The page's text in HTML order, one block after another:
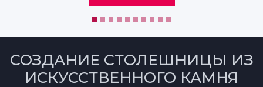
СОЗДАНИЕ СТОЛЕШНИЦЫ ИЗ
ИСКУССТВЕННОГО КАМНЯ